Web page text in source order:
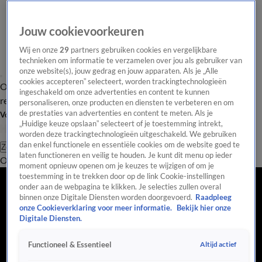
Overzicht Laatste nieuws Regionieuws Het beste van Hart
Tip de
redactie
Volg Hart van Nederland
Zoeken
OverzichtRegioUitzendingenWeerTip de redactiePanelVideo's
Jouw cookievoorkeuren
Wij en onze29 partners gebruiken cookies en vergelijkbare
technieken om informatie te verzamelen over jou als gebruiker van
onze website(s), jouw gedrag en jouw apparaten. Als je „Alle
cookies accepteren” selecteert, worden trackingtechnologieën
ingeschakeld om onze advertenties en content te kunnen
personaliseren, onze producten en diensten te verbeteren en om
de prestaties van advertenties en content te meten. Als je
„Huidige keuze opslaan” selecteert of je toestemming intrekt,
worden deze trackingtechnologieën uitgeschakeld. We gebruiken
dan enkel functionele en essentiële cookies om de website goed te
laten functioneren en veilig te houden. Je kunt dit menu op ieder
moment opnieuw openen om je keuzes te wijzigen of om je
toestemming in te trekken door op de link Cookie-instellingen
onder aan de webpagina te klikken. Je selecties zullen overal
binnen onze Digitale Diensten worden doorgevoerd. Raadpleeg
onze Cookieverklaring voor meer informatie.
Bekijk hier onze
Digitale Diensten.
Functioneel & Essentieel Altijd actief